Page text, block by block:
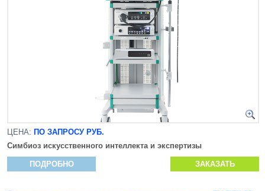
ЦЕНА: ПО ЗАПРОСУ РУБ.
Симбиоз искусственного интеллекта и экспертизы
ПОДРОБНО ЗАКАЗАТЬ